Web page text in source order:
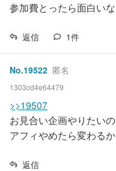
参加費とったら面白い
返信 1件
No.19522 匿名
1303cd4e64479
>>19507
お見合い企画やりたい
アフィやめたら変わるか
返信